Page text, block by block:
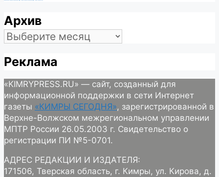
Архив
Архив
Реклама
«KIMRYPRESS.RU» — сайт, созданный для
информационной поддержки в сети Интернет
газеты «КИМРЫ СЕГОДНЯ», зарегистрированной в
Верхне-Волжском межрегиональном управлении
МПТР России 26.05.2003 г. Свидетельство о
регистрации ПИ №5-0701.
АДРЕС РЕДАКЦИИ И ИЗДАТЕЛЯ:
171506, Тверская область, г. Кимры, ул. Кирова, д.